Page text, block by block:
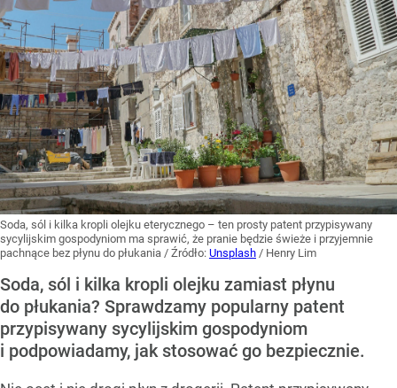
Soda, sól i kilka kropli olejku eterycznego – ten prosty patent przypisywany
sycylijskim gospodyniom ma sprawić, że pranie będzie świeże i przyjemnie
pachnące bez płynu do płukania / Źródło: Unsplash / Henry Lim
Soda, sól i kilka kropli olejku zamiast płynu
do płukania? Sprawdzamy popularny patent
przypisywany sycylijskim gospodyniom
i podpowiadamy, jak stosować go bezpiecznie.